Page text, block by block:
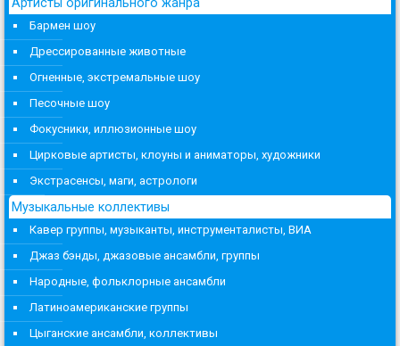
Бармен шоу
Дрессированные животные
Огненные, экстремальные шоу
Песочные шоу
Фокусники, иллюзионные шоу
Цирковые артисты, клоуны и аниматоры, художники
Экстрасенсы, маги, астрологи
Музыкальные коллективы
Кавер группы, музыканты, инструменталисты, ВИА
Джаз бэнды, джазовые ансамбли, группы
Народные, фольклорные ансамбли
Латиноамериканские группы
Цыганские ансамбли, коллективы